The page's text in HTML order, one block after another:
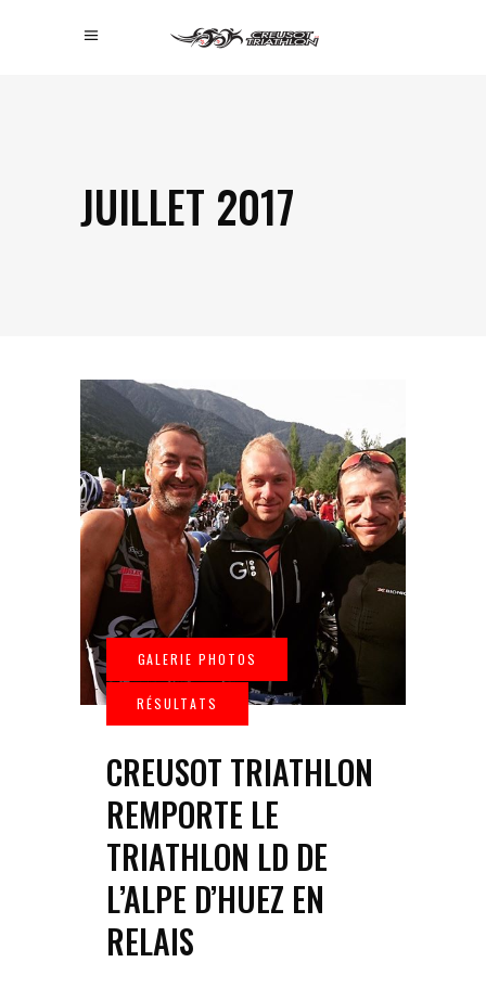
JUILLET 2017
CREUSOT TRIATHLON
REMPORTE LE
TRIATHLON LD DE
L’ALPE D’HUEZ EN
RELAIS